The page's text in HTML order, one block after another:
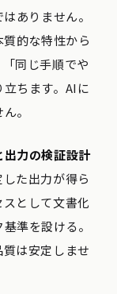
ありません。
的な特性から
同じ手順でや
ちます。AIに
。
出力の検証設計
た出力が得ら
として文書化
準を設ける。
は安定しませ